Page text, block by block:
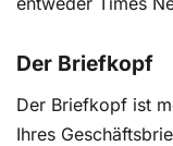
erstellen. Neben
automatisiert
individuellen
Der Briefkopf
Der Briefkopf ist
Ihres